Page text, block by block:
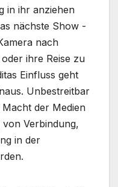
in ihr anziehen
nächste Show -
nach
ihre Reise zu
Einfluss geht
Unbestreitbar
der Medien
Verbindung,
in der